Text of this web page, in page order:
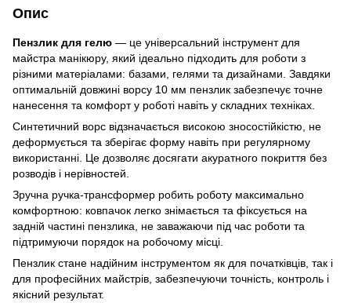
Опис
Пензлик для гелю — це універсальний інструмент для
майстра манікюру, який ідеально підходить для роботи з
різними матеріалами: базами, гелями та дизайнами. Завдяки
оптимальній довжині ворсу 10 мм пензлик забезпечує точне
нанесення та комфорт у роботі навіть у складних техніках.
Синтетичний ворс відзначається високою зносостійкістю, не
деформується та зберігає форму навіть при регулярному
використанні. Це дозволяє досягати акуратного покриття без
розводів і нерівностей.
Зручна ручка-трансформер робить роботу максимально
комфортною: ковпачок легко знімається та фіксується на
задній частині пензлика, не заважаючи під час роботи та
підтримуючи порядок на робочому місці.
Пензлик стане надійним інструментом як для початківців, так і
для професійних майстрів, забезпечуючи точність, контроль і
якісний результат.